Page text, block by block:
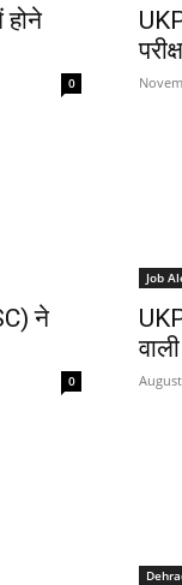
होने
0
ने
0
Job